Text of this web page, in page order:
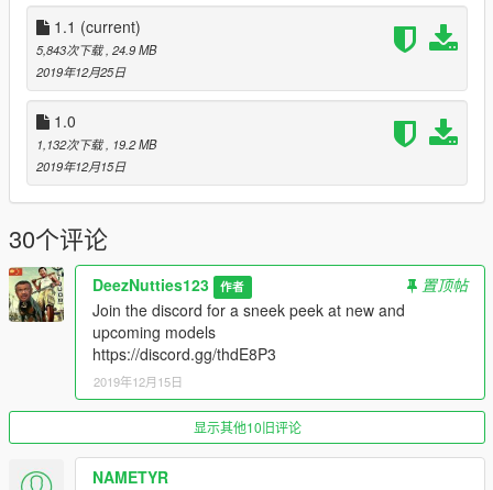
1.1 (current)
5,843次下载, 24.9 MB
2019年12月25日
1.0
1,132次下载, 19.2 MB
2019年12月15日
30个评论
DeezNutties123 作者
置顶帖
Join the discord for a sneek peek at new and
upcoming models
https://discord.gg/thdE8P3
2019年12月15日
显示其他10旧评论
NAMETYR